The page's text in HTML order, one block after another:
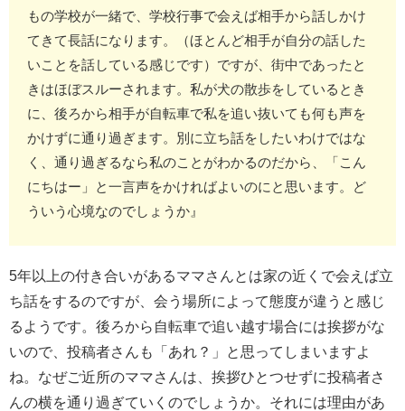
もの学校が一緒で、学校行事で会えば相手から話しかけ
てきて長話になります。（ほとんど相手が自分の話した
いことを話している感じです）ですが、街中であったと
きはほぼスルーされます。私が犬の散歩をしているとき
に、後ろから相手が自転車で私を追い抜いても何も声を
かけずに通り過ぎます。別に立ち話をしたいわけではな
く、通り過ぎるなら私のことがわかるのだから、「こん
にちはー」と一言声をかければよいのにと思います。ど
ういう心境なのでしょうか』
5年以上の付き合いがあるママさんとは家の近くで会えば立
ち話をするのですが、会う場所によって態度が違うと感じ
るようです。後ろから自転車で追い越す場合には挨拶がな
いので、投稿者さんも「あれ？」と思ってしまいますよ
ね。なぜご近所のママさんは、挨拶ひとつせずに投稿者さ
んの横を通り過ぎていくのでしょうか。それには理由があ